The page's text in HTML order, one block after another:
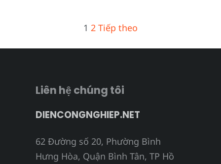
trang
1 2 Tiếp theo
Liên hệ chúng tôi
DIENCONGNGHIEP.NET
62 Đường số 20, Phường Bình
Hưng Hòa, Quận Bình Tân, TP Hồ